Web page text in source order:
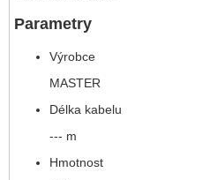
Parametry
Výrobce
MASTER
Délka kabelu
--- m
Hmotnost